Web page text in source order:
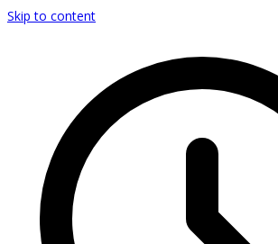
Skip to content